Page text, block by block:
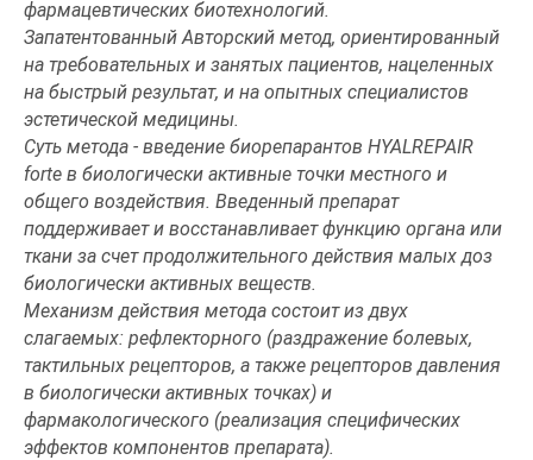
фармацевтических биотехнологий.
Запатентованный Авторский метод, ориентированный
на требовательных и занятых пациентов, нацеленных
на быстрый результат, и на опытных специалистов
эстетической медицины.
Суть метода - введение биорепарантов HYALREPAIR
forte в биологически активные точки местного и
общего воздействия. Введенный препарат
поддерживает и восстанавливает функцию органа или
ткани за счет продолжительного действия малых доз
биологически активных веществ.
Механизм действия метода состоит из двух
слагаемых: рефлекторного (раздражение болевых,
тактильных рецепторов, а также рецепторов давления
в биологически активных точках) и
фармакологического (реализация специфических
эффектов компонентов препарата).